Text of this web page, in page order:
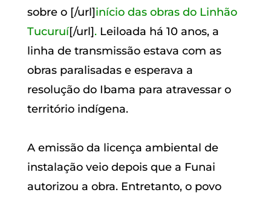
sobre o [/url]início das obras do Linhão
Tucuruí[/url].Leiloada há 10 anos, a
linha de transmissão estava com as
obras paralisadas e esperava a
resolução do Ibama para atravessar o
território indígena.
A emissão da licença ambiental de
instalação veio depois que a Funai
autorizou a obra. Entretanto, o povo